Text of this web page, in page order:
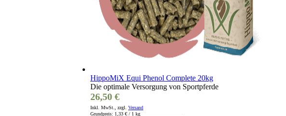
HippoMiX Equi Phenol Complete 20kg
Die optimale Versorgung von Sportpferde
26,50 €
Inkl. MwSt., zzgl. Versand
Grundpreis: 1,33 € / 1 kg